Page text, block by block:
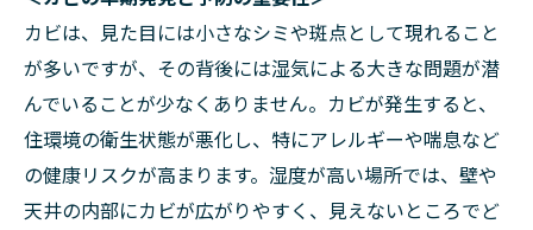
カビは、見た目には小さなシミや斑点として現れること
が多いですが、その背後には湿気による大きな問題が潜
んでいることが少なくありません。カビが発生すると、
住環境の衛生状態が悪化し、特にアレルギーや喘息など
の健康リスクが高まります。湿度が高い場所では、壁や
天井の内部にカビが広がりやすく、見えないところでど